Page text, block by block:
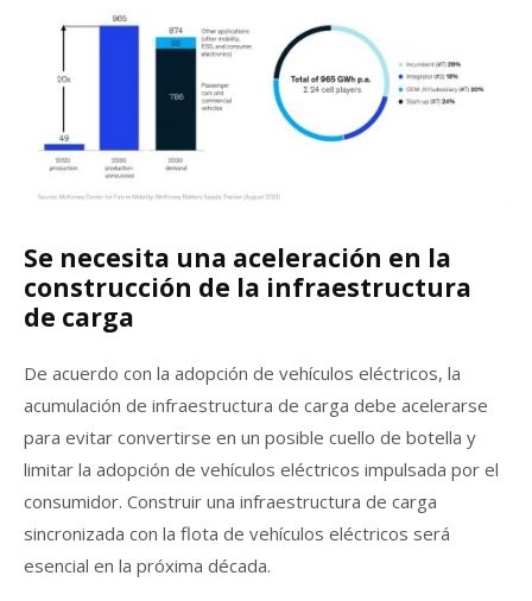
Se necesita una aceleración en la
construcción de la infraestructura
de carga
De acuerdo con la adopción de vehículos eléctricos, la
acumulación de infraestructura de carga debe acelerarse
para evitar convertirse en un posible cuello de botella y
limitar la adopción de vehículos eléctricos impulsada por el
consumidor. Construir una infraestructura de carga
sincronizada con la flota de vehículos eléctricos será
esencial en la próxima década.